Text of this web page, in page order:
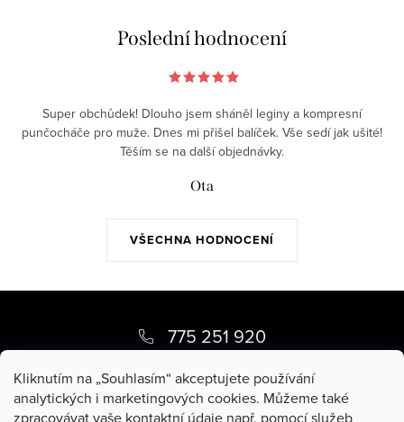
Kliknutím na „Souhlasím“ akceptujete používání
analytických i marketingových cookies. Můžeme také
zpracovávat vaše kontaktní údaje např. pomocí služeb
ý
s
u
Poslední hodnocení
VŠECHNA HODNOCENÍ
Super obchůdek! Dlouho jsem sháněl leginy a kompresní
punčocháče pro muže. Dnes mi přišel balíček. Vše sedí jak ušité!
Těším se na další objednávky.
Ota
p
775 251 920
pippy@pippy.cz